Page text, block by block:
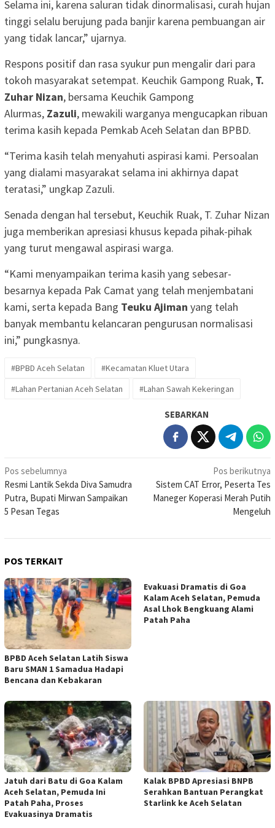
Selama ini, karena saluran tidak dinormalisasi, curah hujan
tinggi selalu berujung pada banjir karena pembuangan air
yang tidak lancar,” ujarnya.
Respons positif dan rasa syukur pun mengalir dari para
tokoh masyarakat setempat. Keuchik Gampong Ruak, T.
Zuhar Nizan, bersama Keuchik Gampong
Alurmas, Zazuli, mewakili warganya mengucapkan ribuan
terima kasih kepada Pemkab Aceh Selatan dan BPBD.
“Terima kasih telah menyahuti aspirasi kami. Persoalan
yang dialami masyarakat selama ini akhirnya dapat
teratasi,” ungkap Zazuli.
Senada dengan hal tersebut, Keuchik Ruak, T. Zuhar Nizan
juga memberikan apresiasi khusus kepada pihak-pihak
yang turut mengawal aspirasi warga.
“Kami menyampaikan terima kasih yang sebesar-
besarnya kepada Pak Camat yang telah menjembatani
kami, serta kepada Bang Teuku Ajiman yang telah
banyak membantu kelancaran pengurusan normalisasi
ini,” pungkasnya.
#BPBD Aceh Selatan
#Kecamatan Kluet Utara
#Lahan Pertanian Aceh Selatan
#Lahan Sawah Kekeringan
SEBARKAN
Navigasi
pos
Pos sebelumnya
Resmi Lantik Sekda Diva Samudra
Putra, Bupati Mirwan Sampaikan
5 Pesan Tegas
Pos berikutnya
Sistem CAT Error, Peserta Tes
Maneger Koperasi Merah Putih
Mengeluh
POS TERKAIT
BPBD Aceh Selatan Latih Siswa
Baru SMAN 1 Samadua Hadapi
Bencana dan Kebakaran
Evakuasi Dramatis di Goa
Kalam Aceh Selatan, Pemuda
Asal Lhok Bengkuang Alami
Patah Paha
Jatuh dari Batu di Goa Kalam
Aceh Selatan, Pemuda Ini
Patah Paha, Proses
Evakuasinya Dramatis
Kalak BPBD Apresiasi BNPB
Serahkan Bantuan Perangkat
Starlink ke Aceh Selatan